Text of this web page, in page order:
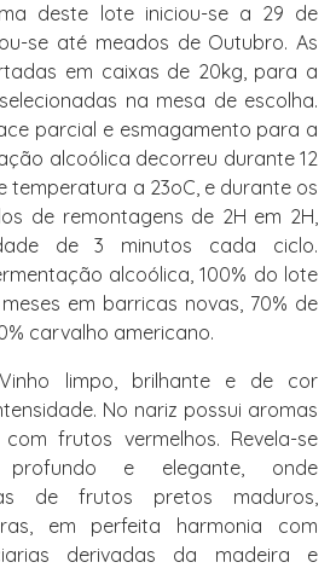
deste lote iniciou-se a 29 de
se até meados de Outubro. As
em caixas de 20kg, para a
na mesa de escolha.
parcial e esmagamento para a
alcoólica decorreu durante 12
temperatura a 23oC, e durante os
de remontagens de 2H em 2H,
de 3 minutos cada ciclo.
alcoólica, 100% do lote
em barricas novas, 70% de
carvalho americano.
limpo, brilhante e de cor
No nariz possui aromas
frutos vermelhos. Revela-se
profundo e elegante, onde
de frutos pretos maduros,
em perfeita harmonia com
derivadas da madeira e